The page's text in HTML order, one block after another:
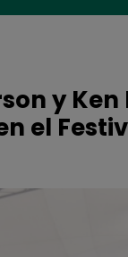
y
el